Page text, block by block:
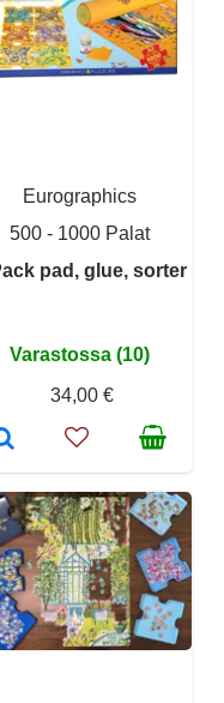
Eurographics
500 - 1000 Palat
pad, glue, sorter
Varastossa (10)
34,00 €